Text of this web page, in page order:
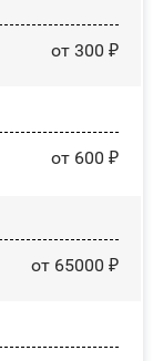
от 300 ₽
от 600 ₽
от 65000 ₽